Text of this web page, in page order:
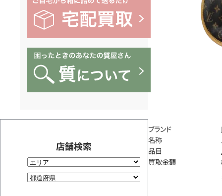
店舗検索
ブランド
名称
品目
買取金額